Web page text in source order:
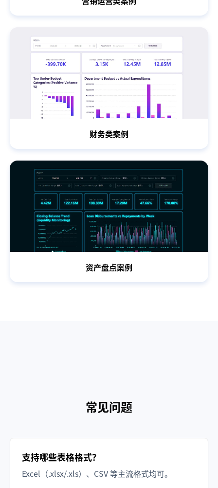
财务类案例
资产盘点案例
常见问题
支持哪些表格格式？
Excel（.xlsx/.xls）、CSV 等主流格式均可。